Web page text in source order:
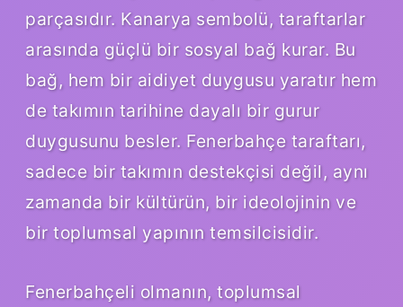
parçasıdır. Kanarya sembolü, taraftarlar
arasında güçlü bir sosyal bağ kurar. Bu
bağ, hem bir aidiyet duygusu yaratır hem
de takımın tarihine dayalı bir gurur
duygusunu besler. Fenerbahçe taraftarı,
sadece bir takımın destekçisi değil, aynı
zamanda bir kültürün, bir ideolojinin ve
bir toplumsal yapının temsilcisidir.
Fenerbahçeli olmanın, toplumsal